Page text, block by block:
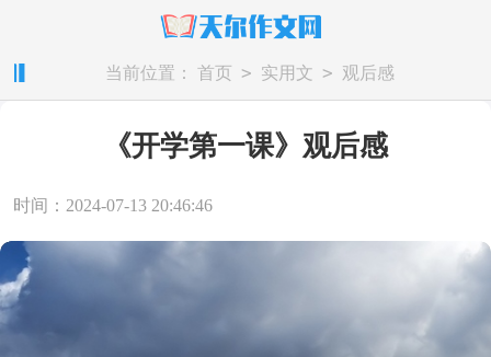
当前位置： 首页 > 实用文 > 观后感
《开学第一课》观后感
时间：2024-07-13 20:46:46